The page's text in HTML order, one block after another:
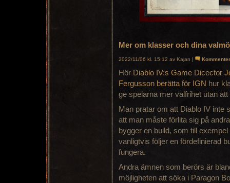
Mer om klasser och dina
2022/11/06 kl. 15:12 av Kajan |
Hör Diablo IV:s Game Dicector
Fergusson berätta för IGN hur
ge spelarna mer valfrihet utan
Man pratar om att Diablo IV inte
att man måste förlita sig på
bygger en build, som till
vanligtvis följer en fördefinierad
fungera.
Andra ämnen som berörs är
möjligheten att söka i Paragon